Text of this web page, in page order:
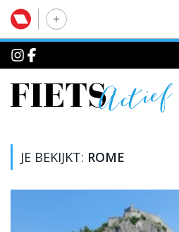
JE BEKIJKT: ROME